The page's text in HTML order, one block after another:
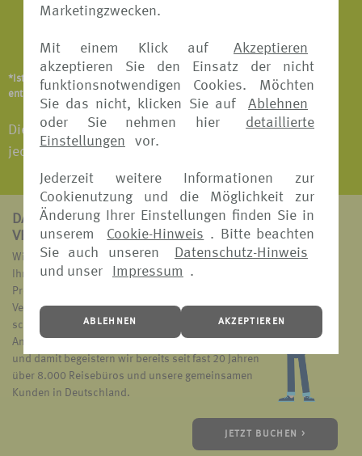
Marketingzwecken.
Mit einem Klick auf
Akzeptieren
akzeptieren Sie den Einsatz der nicht
funktionsnotwendigen Cookies. Möchten
Sie das nicht, klicken Sie auf
Ablehnen
oder Sie nehmen hier
detaillierte
Einstellungen
vor.
Jederzeit weitere Informationen zur
Cookienutzung und die Möglichkeit zur
Änderung Ihrer Einstellungen finden Sie in
unserem
Cookie-Hinweis . Bitte beachten
Sie auch unseren
Datenschutz-Hinweis
und unser
Impressum .
ABLEHNEN AKZEPTIEREN
Beschädigung
Abhandenkommen
*Ist abhängig vom Versicherungsangebot und Versicherer. Details
entnehmen Sie bitte den jeweiligen Versicherungsbedingungen.
Die Buchung einer Reisegepäck-Versicherung ist
jederzeit vor Beginn der Reise möglich.
DAS ZEICHNET
VERS[4U] AUS:
Wir suchen den passenden Reiseschutz für Sie und
Ihren Geldbeutel. Dazu vergleichen wir die
Produkte unserer sechs bekannten und erfahrenen
Versicherungspartner und ermöglichen Ihnen eine
schnelle und einfache Übersicht über unser
Angebot. Das ist das Markenzeichen von VERS[4u]
und damit begeistern wir bereits seit fast 20 Jahren
über 8.000 Reisebüros und unsere gemeinsamen
Kunden in Deutschland.
JETZT BUCHEN >